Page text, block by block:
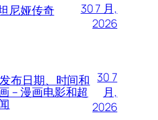
尼娅传奇
30 7 月,
2026
布日期、时间和
– 漫画电影和超
30 7
月,
2026